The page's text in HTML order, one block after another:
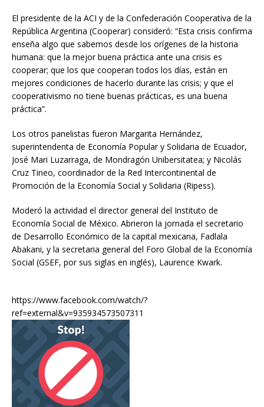
El presidente de la ACI y de la Confederación Cooperativa de la
República Argentina (Cooperar) consideró: “Esta crisis confirma
enseña algo que sabemos desde los orígenes de la historia
humana: que la mejor buena práctica ante una crisis es
cooperar; que los que cooperan todos los días, están en
mejores condiciones de hacerlo durante las crisis; y que el
cooperativismo no tiene buenas prácticas, es una buena
práctica”.
Los otros panelistas fueron Margarita Hernández,
superintendenta de Economía Popular y Solidaria de Ecuador,
José Mari Luzarraga, de Mondragón Unibersitatea; y Nicolás
Cruz Tineo, coordinador de la Red Intercontinental de
Promoción de la Economía Social y Solidaria (Ripess).
Moderó la actividad el director general del Instituto de
Economía Social de México. Abrieron la jornada el secretario
de Desarrollo Económico de la capital mexicana, Fadlala
Abakani, y la secretaria general del Foro Global de la Economía
Social (GSEF, por sus siglas en inglés), Laurence Kwark.
https://www.facebook.com/watch/?
ref=external&v=935934573507311